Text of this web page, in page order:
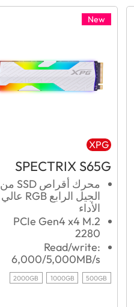
New
XPG
SPECTRIX S65G
محرك أقراص SSD من
الجيل الرابع RGB عالي
الأداء
PCIe Gen4 x4 M.2
2280
Read/write:
6,000/5,000MB/s
500GB
1000GB
2000GB